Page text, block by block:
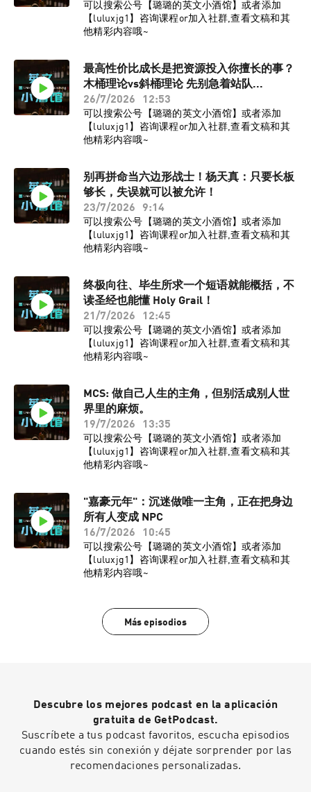
可以搜索公号【璐璐的英文小酒馆】或者添加
【luluxjg1】咨询课程or加入社群,查看文稿和其
他精彩内容哦~
最高性价比成长是把资源投入你擅长的事？
木桶理论vs斜桶理论 先别急着站队...
26/7/2026
12:53
可以搜索公号【璐璐的英文小酒馆】或者添加
【luluxjg1】咨询课程or加入社群,查看文稿和其
他精彩内容哦~
别再拼命当六边形战士！杨天真：只要长板
够长，失误就可以被允许！
23/7/2026
9:14
可以搜索公号【璐璐的英文小酒馆】或者添加
【luluxjg1】咨询课程or加入社群,查看文稿和其
他精彩内容哦~
终极向往、毕生所求一个短语就能概括，不
读圣经也能懂 Holy Grail！
21/7/2026
12:45
可以搜索公号【璐璐的英文小酒馆】或者添加
【luluxjg1】咨询课程or加入社群,查看文稿和其
他精彩内容哦~
MCS: 做自己人生的主角，但别活成别人世
界里的麻烦。
19/7/2026
13:35
可以搜索公号【璐璐的英文小酒馆】或者添加
【luluxjg1】咨询课程or加入社群,查看文稿和其
他精彩内容哦~
"嘉豪元年"：沉迷做唯一主角，正在把身边
所有人变成 NPC
16/7/2026
10:45
可以搜索公号【璐璐的英文小酒馆】或者添加
【luluxjg1】咨询课程or加入社群,查看文稿和其
他精彩内容哦~
Más episodios
Descubre los mejores podcast en la aplicación
gratuita de GetPodcast.
Suscríbete a tus podcast favoritos, escucha episodios
cuando estés sin conexión y déjate sorprender por las
recomendaciones personalizadas.